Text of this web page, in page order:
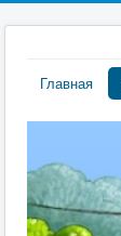
Главная